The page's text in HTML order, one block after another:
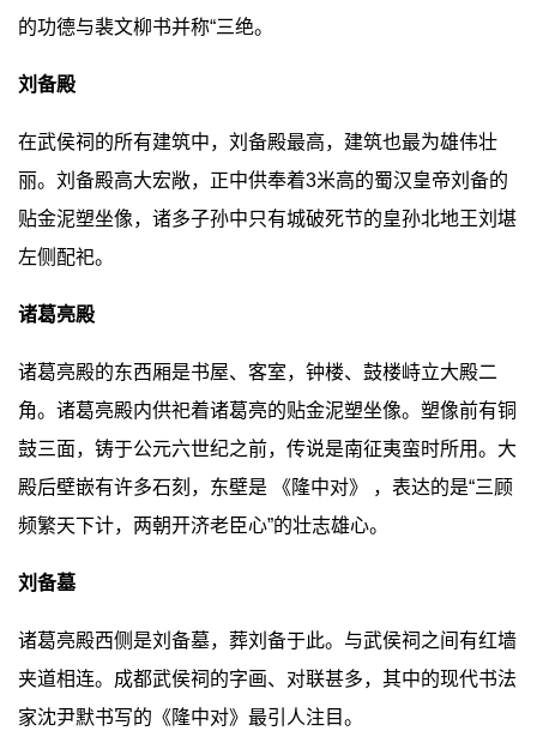
的功德与裴文柳书并称“三绝。
刘备殿
在武侯祠的所有建筑中，刘备殿最高，建筑也最为雄伟壮
丽。刘备殿高大宏敞，正中供奉着3米高的蜀汉皇帝刘备的
贴金泥塑坐像，诸多子孙中只有城破死节的皇孙北地王刘堪
左侧配祀。
诸葛亮殿
诸葛亮殿的东西厢是书屋、客室，钟楼、鼓楼峙立大殿二
角。诸葛亮殿内供祀着诸葛亮的贴金泥塑坐像。塑像前有铜
鼓三面，铸于公元六世纪之前，传说是南征夷蛮时所用。大
殿后壁嵌有许多石刻，东壁是 《隆中对》 ，表达的是“三顾
频繁天下计，两朝开济老臣心”的壮志雄心。
刘备墓
诸葛亮殿西侧是刘备墓，葬刘备于此。与武侯祠之间有红墙
夹道相连。成都武侯祠的字画、对联甚多，其中的现代书法
家沈尹默书写的《隆中对》最引人注目。